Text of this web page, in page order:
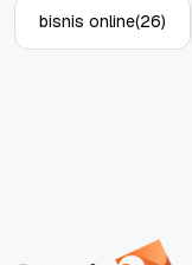
bisnis online(26)